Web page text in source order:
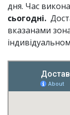
дня. Час
сьогодні.
вказанами